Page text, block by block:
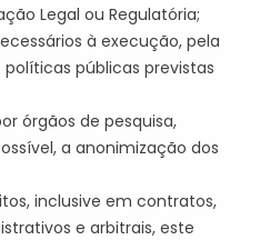
Legal ou Regulatória;
à execução, pela
públicas previstas
órgãos de pesquisa,
a anonimização dos
inclusive em contratos,
e arbitrais, este